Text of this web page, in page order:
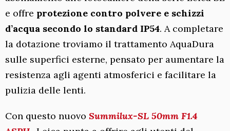
e offre protezione contro polvere e schizzi
d’acqua secondo lo standard IP54. A completare
la dotazione troviamo il trattamento AquaDura
sulle superfici esterne, pensato per aumentare la
resistenza agli agenti atmosferici e facilitare la
pulizia delle lenti.
Con questo nuovo Summilux-SL 50mm F1.4